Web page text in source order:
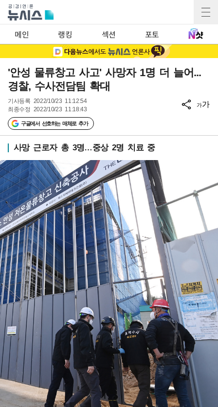
메인 랭킹 섹션 포토
'안성 물류창고 사고' 사망자 1명 더 늘어...
경찰, 수사전담팀 확대
기사등록 2022/10/23 11:12:54
최종수정 2022/10/23 11:18:43
구글에서 선호하는 매체로 추가
가가
사망 근로자 총 3명…중상 2명 치료 중